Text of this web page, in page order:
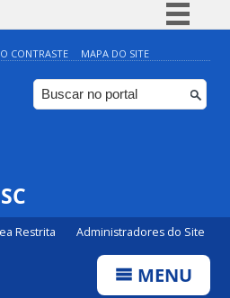
Simplifique!
Comunica BR
Participe
CONTRASTE MAPA DO SITE
Restrita Administradores do Site
MENU